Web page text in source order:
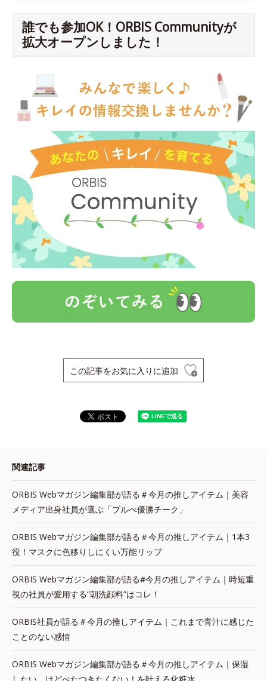
誰でも参加OK！ORBIS Communityが
拡大オープンしました！
この記事をお気に入りに追加
関連記事
ORBIS Webマガジン編集部が語る＃今月の推しアイテム｜美容
メディア出身社員が選ぶ「ブルべ優勝チーク」
ORBIS Webマガジン編集部が語る＃今月の推しアイテム｜1本3
役！マスクに色移りしにくい万能リップ
ORBIS Webマガジン編集部が語る#今月の推しアイテム｜時短重
視の社員が愛用する“朝洗顔料”はコレ！
ORBIS社員が語る＃今月の推しアイテム｜これまで青汁に感じた
ことのない感情
ORBIS Webマガジン編集部が語る＃今月の推しアイテム｜保湿